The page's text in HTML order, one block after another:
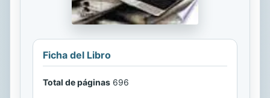
Ficha del Libro
Total de páginas 696